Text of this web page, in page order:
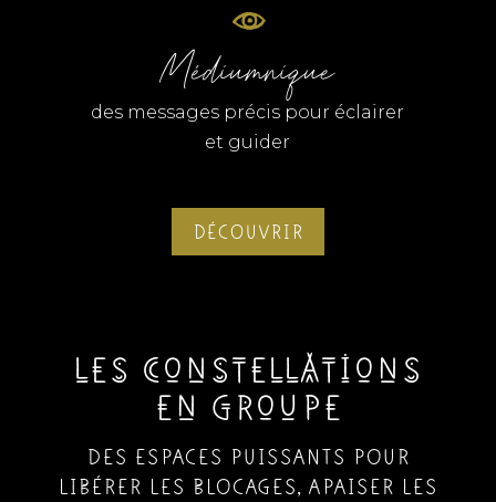
Médiumnique
des messages précis pour éclairer
et guider
DÉCOUVRIR
les constellations
en groupe
DES ESPACES PUISSANTS POUR
LIBÉRER LES BLOCAGES, APAISER LES